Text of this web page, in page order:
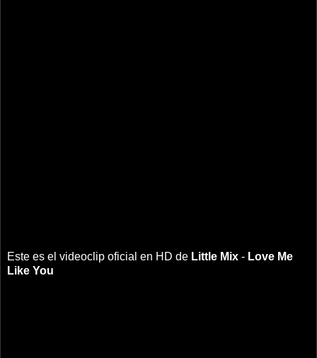
Este es el videoclip oficial en HD de Little Mix - Love Me
Like You